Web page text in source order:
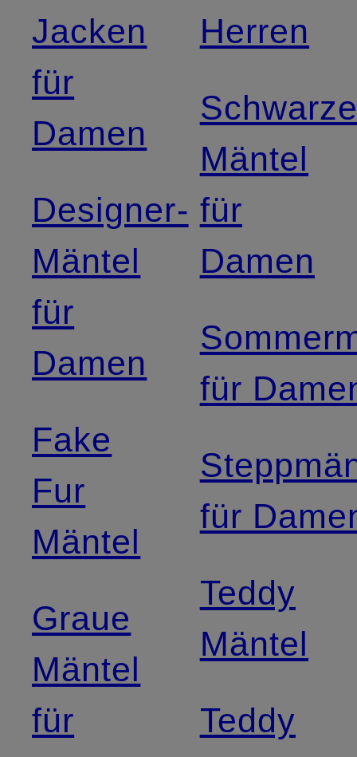
Jacken
für
Damen
Designer-
Mäntel
für
Damen
Fake
Fur
Mäntel
Graue
Mäntel
für
Herren
Mäntel
für
Damen
für
für
Teddy
Mäntel
Teddy